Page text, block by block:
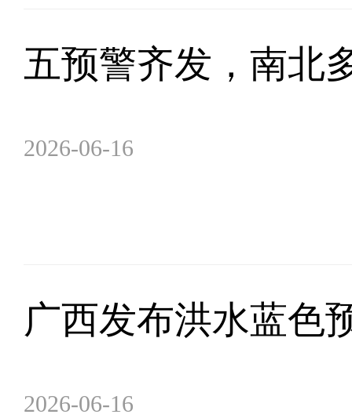
五预警齐发，南北
2026-06-16
广西发布洪水蓝色
2026-06-16